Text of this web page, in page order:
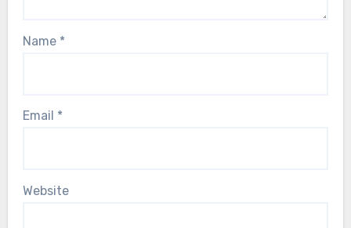
Name *
Email *
Website